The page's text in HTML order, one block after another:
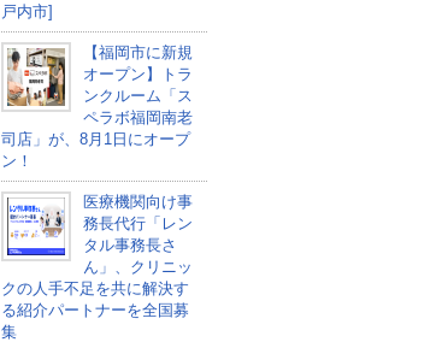
戸内市]
【福岡市に新規
オープン】トラ
ンクルーム「ス
ペラボ福岡南老
司店」が、8月1日にオープ
ン！
医療機関向け事
務長代行「レン
タル事務長さ
ん」、クリニッ
クの人手不足を共に解決す
る紹介パートナーを全国募
集